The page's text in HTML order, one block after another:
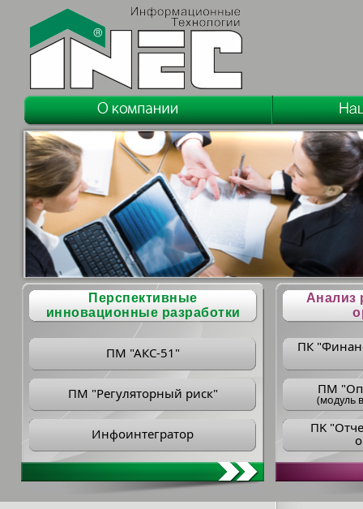
Перспективные
инновационные разработки
ПМ "АКС-51"
ПМ "Регуляторный риск"
Инфоинтегратор
Анализ
ПК
ПM
(модуль
ПK